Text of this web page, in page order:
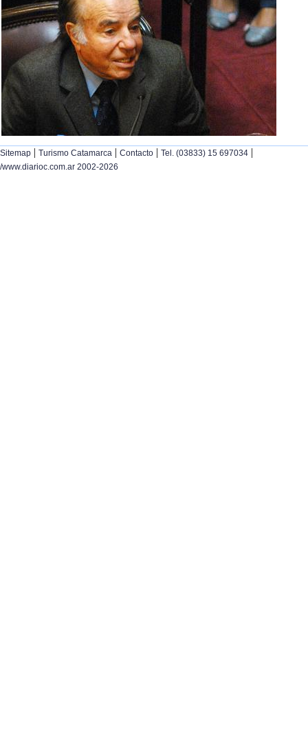
Sitemap | Turismo Catamarca | Contacto | Tel. (03833) 15 697034 |
/www.diarioc.com.ar 2002-2026